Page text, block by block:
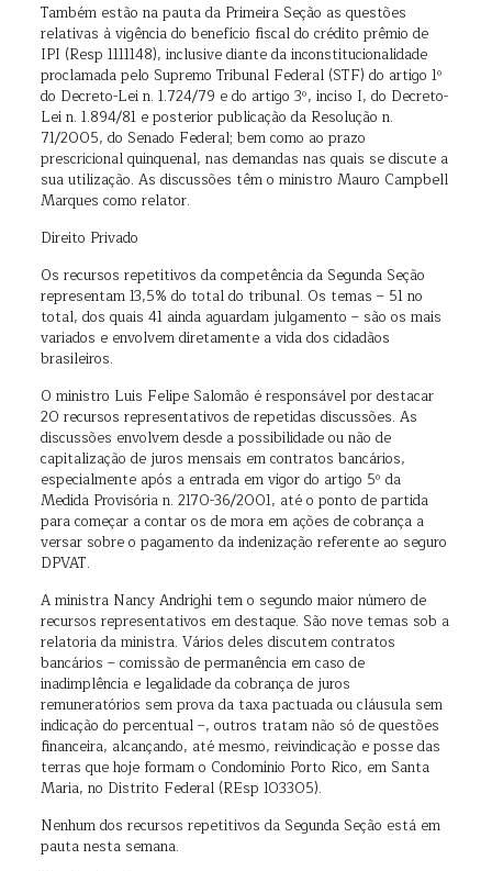
Também estão na pauta da Primeira Seção as questões
relativas à vigência do benefício fiscal do crédito prêmio de
IPI (Resp 1111148), inclusive diante da inconstitucionalidade
proclamada pelo Supremo Tribunal Federal (STF) do artigo 1º
do Decreto-Lei n. 1.724/79 e do artigo 3º, inciso I, do Decreto-
Lei n. 1.894/81 e posterior publicação da Resolução n.
71/2005, do Senado Federal; bem como ao prazo
prescricional quinquenal, nas demandas nas quais se discute a
sua utilização. As discussões têm o ministro Mauro Campbell
Marques como relator.
Direito Privado
Os recursos repetitivos da competência da Segunda Seção
representam 13,5% do total do tribunal. Os temas – 51 no
total, dos quais 41 ainda aguardam julgamento – são os mais
variados e envolvem diretamente a vida dos cidadãos
brasileiros.
O ministro Luis Felipe Salomão é responsável por destacar
20 recursos representativos de repetidas discussões. As
discussões envolvem desde a possibilidade ou não de
capitalização de juros mensais em contratos bancários,
especialmente após a entrada em vigor do artigo 5º da
Medida Provisória n. 2170-36/2001, até o ponto de partida
para começar a contar os de mora em ações de cobrança a
versar sobre o pagamento da indenização referente ao seguro
DPVAT.
A ministra Nancy Andrighi tem o segundo maior número de
recursos representativos em destaque. São nove temas sob a
relatoria da ministra. Vários deles discutem contratos
bancários – comissão de permanência em caso de
inadimplência e legalidade da cobrança de juros
remuneratórios sem prova da taxa pactuada ou cláusula sem
indicação do percentual –, outros tratam não só de questões
financeira, alcançando, até mesmo, reivindicação e posse das
terras que hoje formam o Condomínio Porto Rico, em Santa
Maria, no Distrito Federal (REsp 103305).
Nenhum dos recursos repetitivos da Segunda Seção está em
pauta nesta semana.